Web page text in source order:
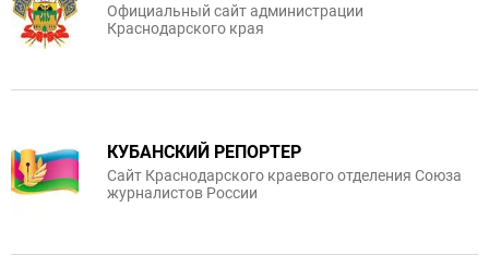
Официальный сайт администрации
Краснодарского края
КУБАНСКИЙ РЕПОРТЕР
Сайт Краснодарского краевого отделения Союза
журналистов России